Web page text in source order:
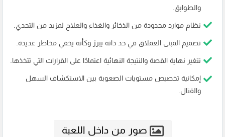
والطوابق.
نظام موارد محدودة من الذخائر والغذاء والعلاج لمزيد من التحدي.
تصميم المبنى العملاق في حد ذاته يبرز وكأنه يخفي مخاطر عديدة.
تتغير نهاية القصة والنتيجة النهائية اعتمادًا على القرارات التي تتخذها.
إمكانية تخصيص مستويات الصعوبة بين الاستكشاف السهل
والقتال.
صور من داخل اللعبة